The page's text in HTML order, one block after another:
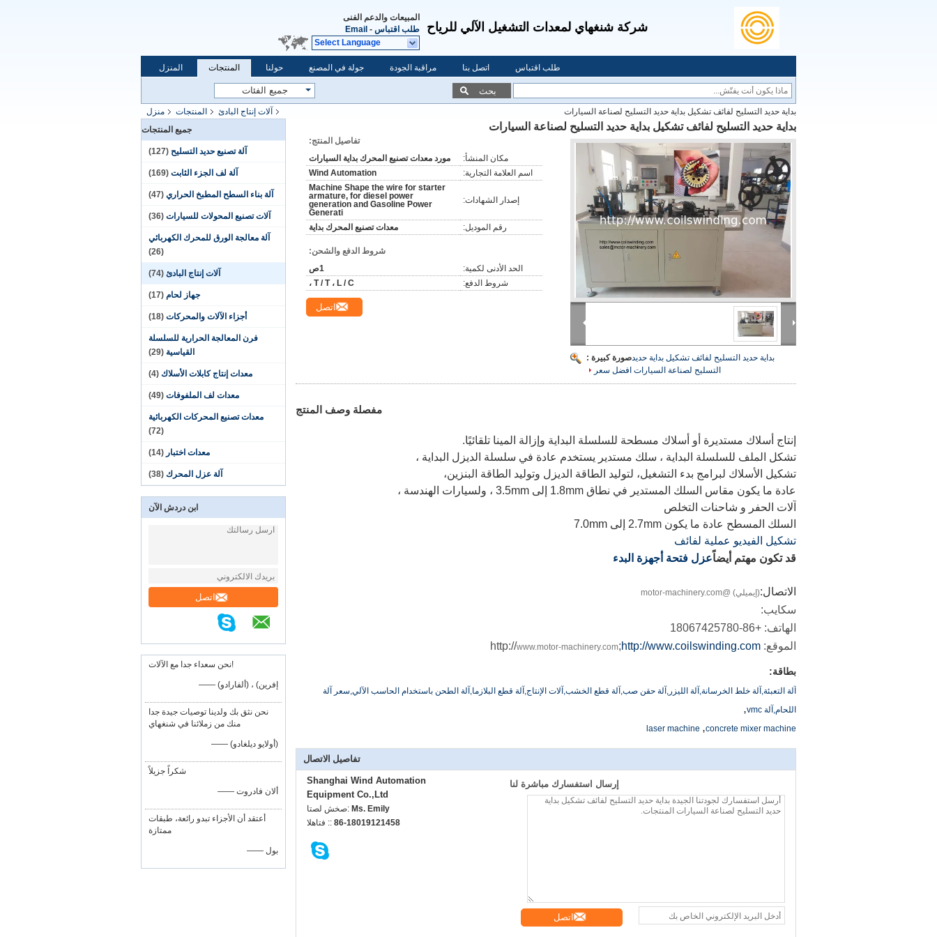
شركة شنغهاي لمعدات التشغيل الآلي للرياح
المبيعات والدعم الفنى
طلب اقتباس -
Email
Select Language
المنزل المنتجات حولنا جولة في المصنع مراقبة الجودة اتصل بنا طلب اقتباس
بحث
منزل المنتجات آلات إنتاج البادئ
بداية حديد التسليح لفائف تشكيل بداية حديد التسليح لصناعة السيارات
جميع المنتجات
آلة تصنيع حديد التسليح (127)
آلة لف الجزء الثابت (169)
آلة بناء السطح المطبخ الحراري (47)
آلات تصنيع المحولات للسيارات (36)
آلة معالجة الورق للمحرك الكهربائي
(26)
آلات إنتاج البادئ (74)
جهاز لحام (17)
أجزاء الآلات والمحركات (18)
فرن المعالجة الحرارية للسلسلة
القياسية (29)
معدات إنتاج كابلات الأسلاك (4)
معدات لف الملفوفات (49)
معدات تصنيع المحركات الكهربائية
(72)
معدات اختبار (14)
آلة عزل المحرك (38)
ابن دردش الآن
اتصل
نحن سعداء جدا مع الآلات!
—— إفرين) ، (ألفارادو)
نحن نثق بك ولدينا توصيات جيدة جدا
منك من زملائنا في شنغهاي
—— (أولايو ديلغادو)
شكراً جزيلاً
—— ألان فادروت
أعتقد أن الأجزاء تبدو رائعة، طبقات
ممتازة
—— بول
بداية حديد التسليح لفائف تشكيل بداية حديد التسليح لصناعة السيارات
صورة كبيرة :بداية حديد التسليح لفائف تشكيل بداية حديد
التسليح لصناعة السيارات افضل سعر
تفاصيل المنتج:
مكان المنشأ:
مورد معدات تصنيع المحرك بداية السيارات
اسم العلامة التجارية:
Wind Automation
إصدار الشهادات:
Machine Shape the wire for starter
armature, for diesel power
generation and Gasoline Power
Generati
رقم الموديل:
معدات تصنيع المحرك بداية
شروط الدفع والشحن:
الحد الأدنى لكمية:
1ص
شروط الدفع:
T / T ، L / C ،
اتصل
مفصلة وصف المنتج
إنتاج أسلاك مستديرة أو أسلاك مسطحة للسلسلة البداية وإزالة المينا تلقائيًا.
تشكل الملف للسلسلة البداية ، سلك مستدير يستخدم عادة في سلسلة الديزل البداية ،
تشكيل الأسلاك لبرامج بدء التشغيل، لتوليد الطاقة الديزل وتوليد الطاقة البنزين،
عادة ما يكون مقاس السلك المستدير في نطاق 1.8mm إلى 3.5mm ، ولسيارات الهندسة ،
آلات الحفر و شاحنات التخلص
السلك المسطح عادة ما يكون 2.7mm إلى 7.0mm
تشكيل الفيديو عملية لفائف
قد تكون مهتم أيضاًعزل فتحة أجهزة البدء
الاتصال:(إيميلي) @motor-machinery.com
سكايب:
الهاتف: +86-18067425780
الموقع: http://
www.motor-machinery.com;http://www.coilswinding.com
بطاقة:
آلة التعبئة,آلة خلط الخرسانة,آلة الليزر,آلة حقن صب,آلة قطع الخشب,آلات الإنتاج,آلة قطع البلازما,آلة الطحن باستخدام الحاسب الآلي,سعر آلة
اللحام,آلة vmc
,
concrete mixer machine
,
laser machine
تفاصيل الاتصال
Shanghai Wind Automation
Equipment Co.,Ltd
اتصل شخص: Ms. Emily
الهاتف :: 86-18019121458
إرسال استفسارك مباشرة لنا
اتصل